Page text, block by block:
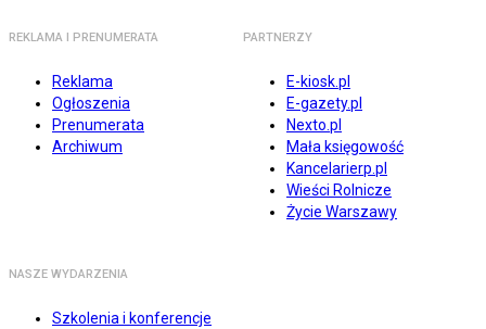
REKLAMA I PRENUMERATA
Reklama
Ogłoszenia
Prenumerata
Archiwum
PARTNERZY
E-kiosk.pl
E-gazety.pl
Nexto.pl
Mała księgowość
Kancelarierp.pl
Wieści Rolnicze
Życie Warszawy
NASZE WYDARZENIA
Szkolenia i konferencje